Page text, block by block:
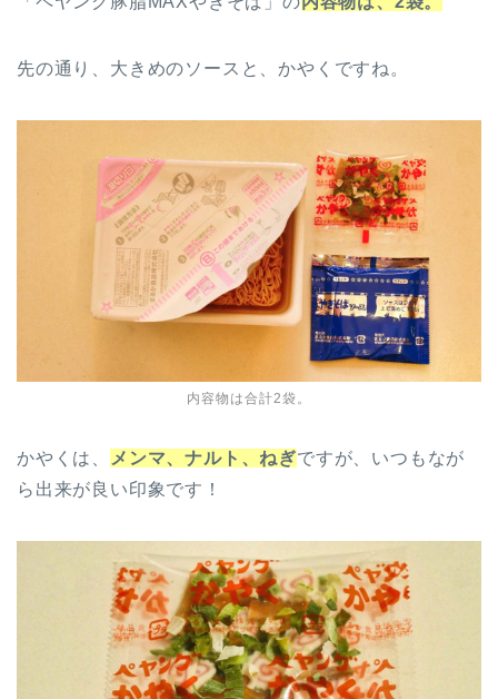
先の通り、大きめのソースと、かやくですね。
内容物は合計2袋。
かやくは、 メンマ、ナルト、ねぎですが、いつもなが
ら出来が良い印象です！